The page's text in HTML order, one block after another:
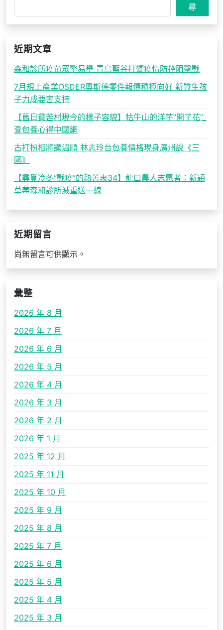
尋
近期文章
森和診所疫苗眾擎易舉 青島藍谷打響疫情防控阻擊戰
7月規上產業OSDER奧斯德零件報價積極向好 新質生孩
子力成要害支持
【舊日貧苦村現今的樣子容貌】牯牛山的洋芋“開了花”_
查包養心得中國網
古打扮相將顯溫順 林志玲台包養價格現身廣州說《三
國》
【尋覓冷冬“戰疫”的熱苦衷34】龍口農人志愿者：新穎
草莓森和診所減重送一線
近期留言
尚無留言可供顯示。
彙整
2026 年 8 月
2026 年 7 月
2026 年 6 月
2026 年 5 月
2026 年 4 月
2026 年 3 月
2026 年 2 月
2026 年 1 月
2025 年 12 月
2025 年 11 月
2025 年 10 月
2025 年 9 月
2025 年 8 月
2025 年 7 月
2025 年 6 月
2025 年 5 月
2025 年 4 月
2025 年 3 月